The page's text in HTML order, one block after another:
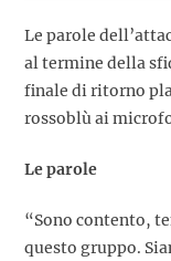
Le parole
al termine della
finale di ritorno
rossoblù ai
Le parole
“Sono contento,
questo gruppo.